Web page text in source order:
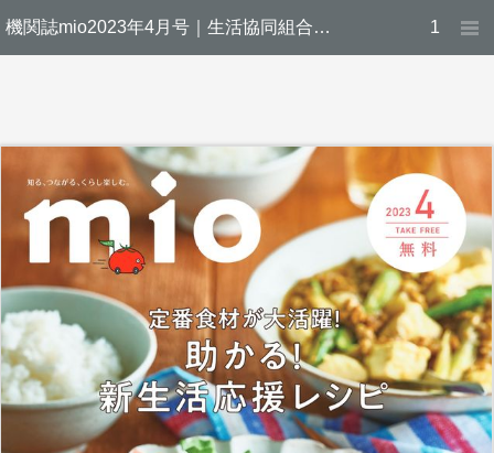
機関誌mio2023年4月号｜生活協同組合ユーコープ 1